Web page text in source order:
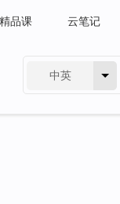
品课 云笔记
中英